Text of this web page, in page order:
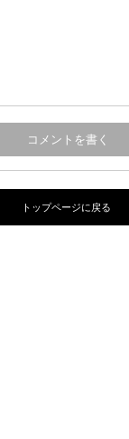
トップページに戻る